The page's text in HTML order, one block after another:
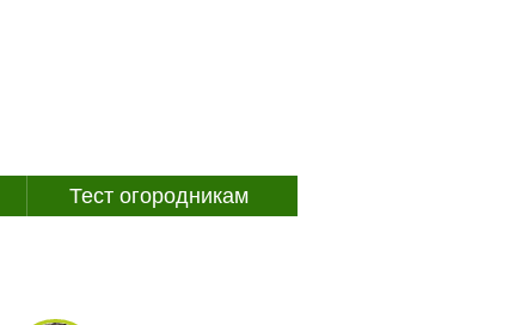
Тест огородникам